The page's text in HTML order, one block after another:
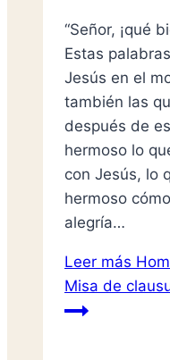
“Señor, ¡qué
Estas
Jesús en el
también las
después de
hermoso lo
con Jesús, lo
hermoso
alegría…
Leer más
Misa de